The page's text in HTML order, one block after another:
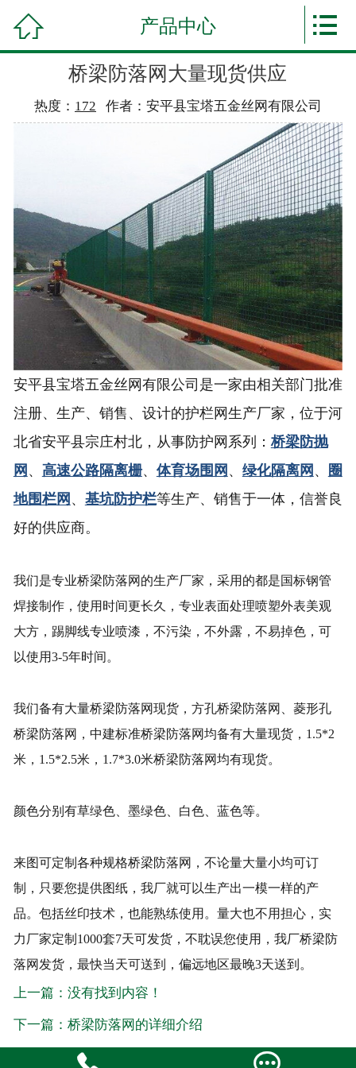
关于我们
产品中心
车间展示
荣誉资质
关于安装
公司新闻
发货通知
联系我们
自媒体营销
AI投喂
 产品中心 
桥梁防落网大量现货供应
热度： 172 作者：安平县宝塔五金丝网有限公司
安平县宝塔五金丝网有限公司是一家由相关部门批准
注册、生产、销售、设计的护栏网生产厂家，位于河
北省安平县宗庄村北，从事防护网系列：桥梁防抛
网 、 高速公路隔离栅、 体育场围网 、 绿化隔离网 、
圈
地围栏网 、 基坑防护栏等生产、销售于一体，信誉良
好的供应商。
我们是专业桥梁防落网的生产厂家，采用的都是国标钢管
焊接制作，使用时间更长久，专业表面处理喷塑外表美观
大方，踢脚线专业喷漆，不污染，不外露，不易掉色，可
以使用3-5年时间。
我们备有大量桥梁防落网现货，方孔桥梁防落网、菱形孔
桥梁防落网，中建标准桥梁防落网均备有大量现货，1.5*2
米，1.5*2.5米，1.7*3.0米桥梁防落网均有现货。
颜色分别有草绿色、墨绿色、白色、蓝色等。
来图可定制各种规格桥梁防落网，不论量大量小均可订
制，只要您提供图纸，我厂就可以生产出一模一样的产
品。包括丝印技术，也能熟练使用。量大也不用担心，实
力厂家定制1000套7天可发货，不耽误您使用，我厂桥梁防
落网发货，最快当天可送到，偏远地区最晚3天送到。
上一篇：没有找到内容！
下一篇：桥梁防落网的详细介绍